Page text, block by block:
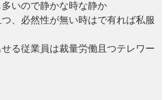
いので静かな時な静か
つ、必然性が無い時はで有れば私服
せる従業員は裁量労働且つテレワー